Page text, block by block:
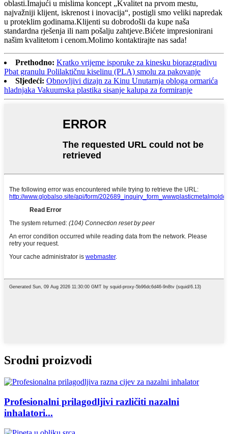
oblasti.Imajući u mislima koncept „Kvalitet na prvom mestu,
najvažniji klijent, iskrenost i inovacija“, postigli smo veliki napredak
u proteklim godinama.Klijenti su dobrodošli da kupe naša
standardna rješenja ili nam pošalju zahtjeve.Bićete impresionirani
našim kvalitetom i cenom.Molimo kontaktirajte nas sada!
Prethodno: Kratko vrijeme isporuke za kinesku biorazgradivu
Pbat granulu Polilaktičnu kiselinu (PLA) smolu za pakovanje
Sljedeći: Obnovljivi dizajn za Kinu Unutarnja obloga ormarića
hladnjaka Vakuumska plastika sisanje kalupa za formiranje
Srodni proizvodi
Profesionalni prilagodljivi različiti nazalni
inhalatori...